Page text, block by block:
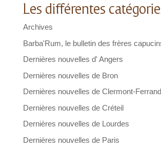
Les différentes
Archives
Barba'Rum, le bulletin des frères
Dernières nouvelles d' Angers
Dernières nouvelles de Bron
Dernières nouvelles de Clermont-Ferrand
Dernières nouvelles de Créteil
Dernières nouvelles de Lourdes
Dernières nouvelles de Paris